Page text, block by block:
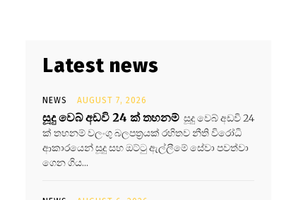
Latest news
NEWS AUGUST 7, 2026
සූදු වෙබ් අඩවි 24 ක් තහනම් සූදු වෙබ් අඩවි 24
ක් තහනම් වලංගු බලපත්‍රයක් රහිතව නීති විරෝධි
ආකාරයෙන් සූදු සහ ඔට්ටු ඇල්ලීමේ සේවා පවත්වා
ගෙන ගිය...